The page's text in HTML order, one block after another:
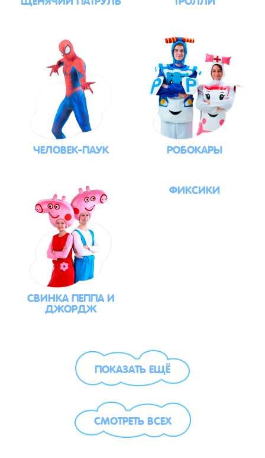
ЧЕЛОВЕК-ПАУК РОБОКАРЫ
СВИНКА ПЕППА И
ДЖОРДЖ
ФИКСИКИ
ПОКАЗАТЬ ЕЩЁ
СМОТРЕТЬ ВСЕХ